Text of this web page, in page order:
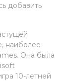
добавить
наиболее
Она была
10-летней